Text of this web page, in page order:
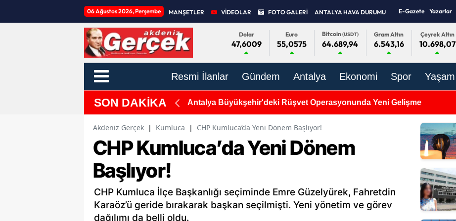
06 Ağustos 2026, Perşembe MANŞETLER VİDEOLAR FOTO GALERİ ANTALYA HAVA DURUMU E-Gazete Yazarlar
Dolar
47,6009
Euro
55,0575
Bitcoin(USDT)
64.689,94
Gram Altın
6.543,16
Çeyrek Altın
10.698,07
Resmi İlanlar Gündem Antalya Ekonomi Spor Yaşam
SON DAKİKA Antalya Büyükşehir'deki Rüşvet Operasyonunda Yeni Gelişme
Akdeniz Gerçek | Kumluca | CHP Kumluca’da Yeni Dönem Başlıyor!
CHP Kumluca’da Yeni Dönem
Başlıyor!
CHP Kumluca İlçe Başkanlığı seçiminde Emre Güzelyürek, Fahretdin
Karaöz’ü geride bırakarak başkan seçilmişti. Yeni yönetim ve görev
dağılımı da belli oldu.